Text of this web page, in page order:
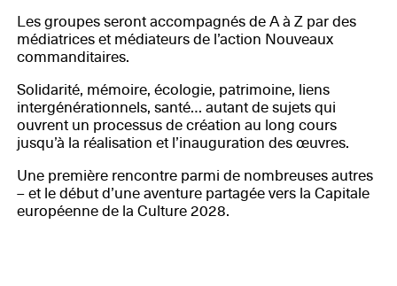
Les groupes seront accompagnés de A à Z par des
médiatrices et médiateurs de l’action Nouveaux
commanditaires.
Solidarité, mémoire, écologie, patrimoine, liens
intergénérationnels, santé… autant de sujets qui
ouvrent un processus de création au long cours
jusqu’à la réalisation et l’inauguration des œuvres.
Une première rencontre parmi de nombreuses autres
– et le début d’une aventure partagée vers la Capitale
européenne de la Culture 2028.